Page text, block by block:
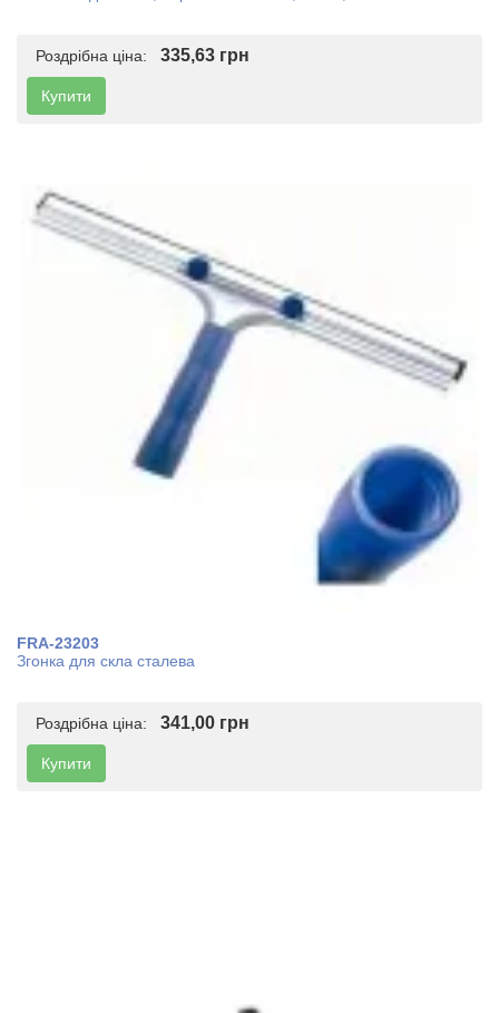
Роздрібна ціна: 335,63 грн
Купити
FRA-23203
Згонка для скла сталева
Роздрібна ціна: 341,00 грн
Купити